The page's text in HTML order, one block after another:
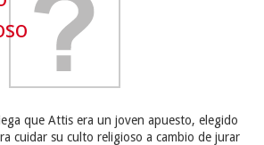
que Attis era un joven apuesto, elegido
cuidar su culto religioso a cambio de jurar